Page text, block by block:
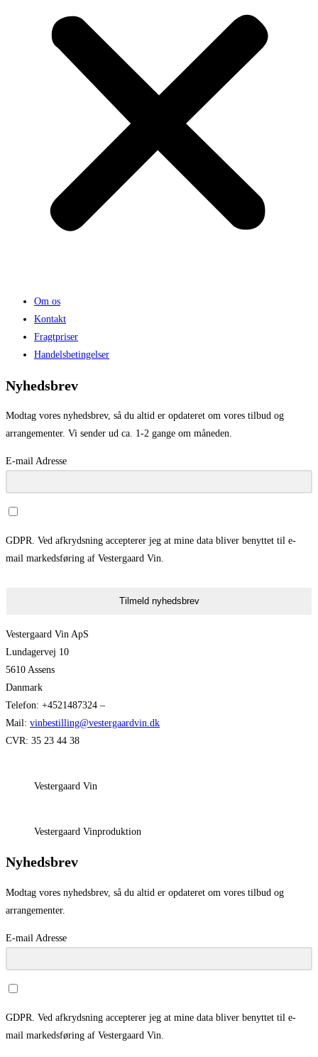
Om os
Kontakt
Fragtpriser
Handelsbetingelser
Nyhedsbrev
Modtag vores nyhedsbrev, så du altid er opdateret om vores tilbud og
arrangementer. Vi sender ud ca. 1-2 gange om måneden.
E-mail Adresse
GDPR. Ved afkrydsning accepterer jeg at mine data bliver benyttet til e-
mail markedsføring af Vestergaard Vin.
Tilmeld nyhedsbrev
Vestergaard Vin ApS
Lundagervej 10
5610 Assens
Danmark
Telefon: +4521487324 –
Mail: vinbestilling@vestergaardvin.dk
CVR: 35 23 44 38
Vestergaard Vin
Vestergaard Vinproduktion
Nyhedsbrev
Modtag vores nyhedsbrev, så du altid er opdateret om vores tilbud og
arrangementer.
E-mail Adresse
GDPR. Ved afkrydsning accepterer jeg at mine data bliver benyttet til e-
mail markedsføring af Vestergaard Vin.